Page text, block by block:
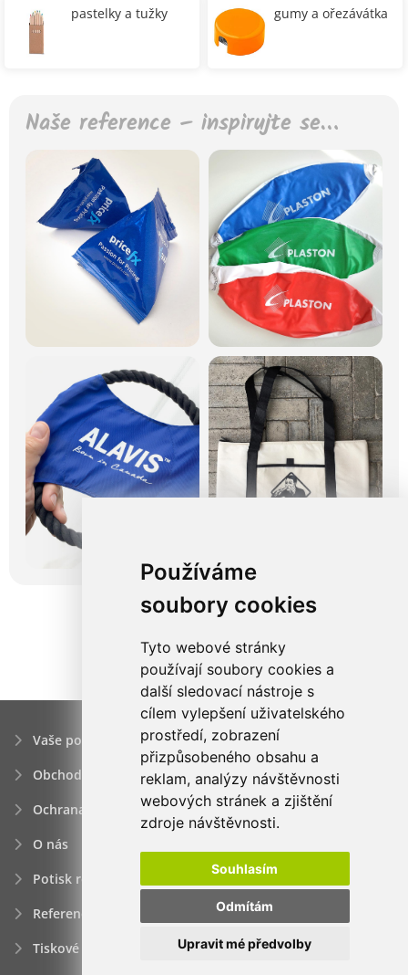
Používáme
soubory cookies
Tyto webové stránky
používají soubory cookies a
další sledovací nástroje s
cílem vylepšení uživatelského
prostředí, zobrazení
přizpůsobeného obsahu a
reklam, analýzy návštěvnosti
webových stránek a zjištění
zdroje návštěvnosti.
Souhlasím
Odmítám
Upravit mé předvolby
pastelky a tužky gumy a ořezávátka
Naše reference – inspirujte se…
Vaše poptávka
Obchodní podmínky
Ochrana osobních údajú
O nás
Potisk reklamních předmětů
Reference
Tiskové zprávy